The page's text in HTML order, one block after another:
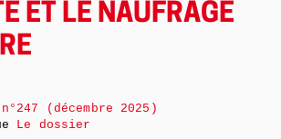
ET LE NAUFRAGE
(décembre 2025)
Le dossier